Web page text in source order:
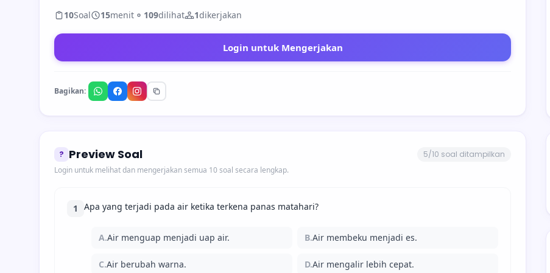
10Soal 15menit 109dilihat 1dikerjakan
Login untuk Mengerjakan
Bagikan:
? Preview Soal
5/10 soal ditampilkan
Login untuk melihat dan mengerjakan semua 10 soal secara lengkap.
1 Apa yang terjadi pada air ketika terkena panas matahari?
A.Air menguap menjadi uap air. B.Air membeku menjadi es.
C.Air berubah warna. D.Air mengalir lebih cepat.